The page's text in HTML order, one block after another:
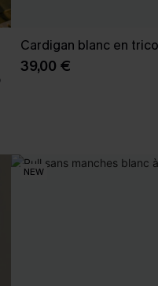
Cardigan blanc en
39,00 €
NEW